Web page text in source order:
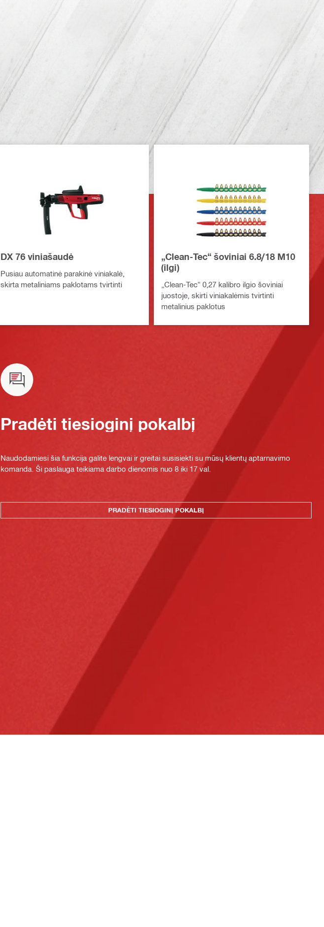
DX 76 viniašaudė
Pusiau automatinė parakinė viniakalė,
skirta metaliniams paklotams tvirtinti
„Clean-Tec“ šoviniai 6.8/18 M10
(ilgi)
„Clean-Tec“ 0,27 kalibro ilgio šoviniai
juostoje, skirti viniakalėmis tvirtinti
metalinius paklotus
Pradėti tiesioginį pokalbį
Naudodamiesi šia funkcija galite lengvai ir greitai susisiekti su mūsų klientų aptarnavimo
komanda. Ši paslauga teikiama darbo dienomis nuo 8 iki 17 val.
PRADĖTI TIESIOGINĮ POKALBĮ